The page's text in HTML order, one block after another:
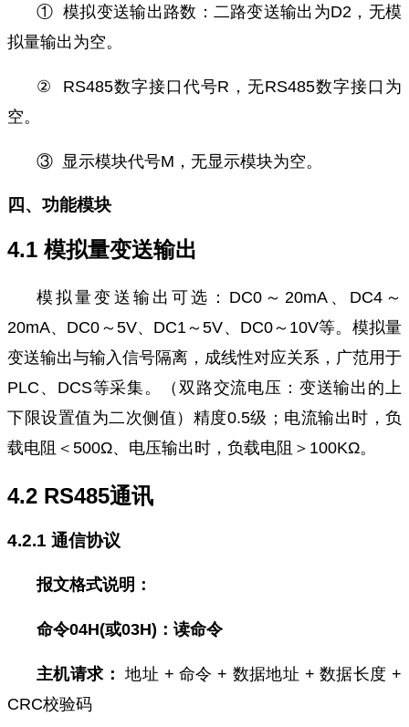
① 模拟变送输出路数：二路变送输出为D2，无模
拟量输出为空。
② RS485数字接口代号R，无RS485数字接口为
空。
③ 显示模块代号M，无显示模块为空。
四、功能模块
4.1 模拟量变送输出
模拟量变送输出可选：DC0～20mA、DC4～
20mA、DC0～5V、DC1～5V、DC0～10V等。模拟量
变送输出与输入信号隔离，成线性对应关系，广范用于
PLC、DCS等采集。（双路交流电压：变送输出的上
下限设置值为二次侧值） 精度0.5级；电流输出时，负
载电阻＜500Ω、电压输出时，负载电阻＞100KΩ。
4.2 RS485通讯
4.2.1 通信协议
报文格式说明：
命令04H(或03H)：读命令
主机请求： 地址 + 命令 + 数据地址 + 数据长度 +
CRC校验码